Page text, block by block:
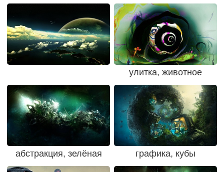
улитка, животное
абстракция, зелёная графика, кубы